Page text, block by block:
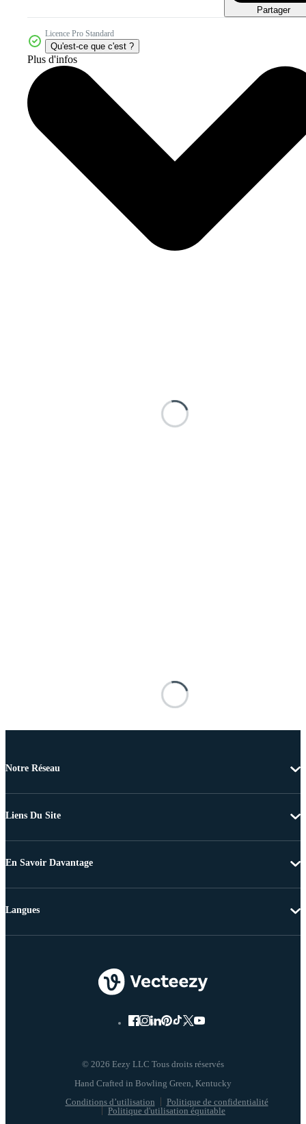
Partager
Licence Pro Standard
Qu'est-ce que c'est ?
Plus d'infos
Notre Réseau
Liens Du Site
En Savoir Davantage
© 2026 Eezy LLC Tous droits réservés
Conditions d’utilisation
Politique de confidentialité
Politique d'utilisation équitable
Langues